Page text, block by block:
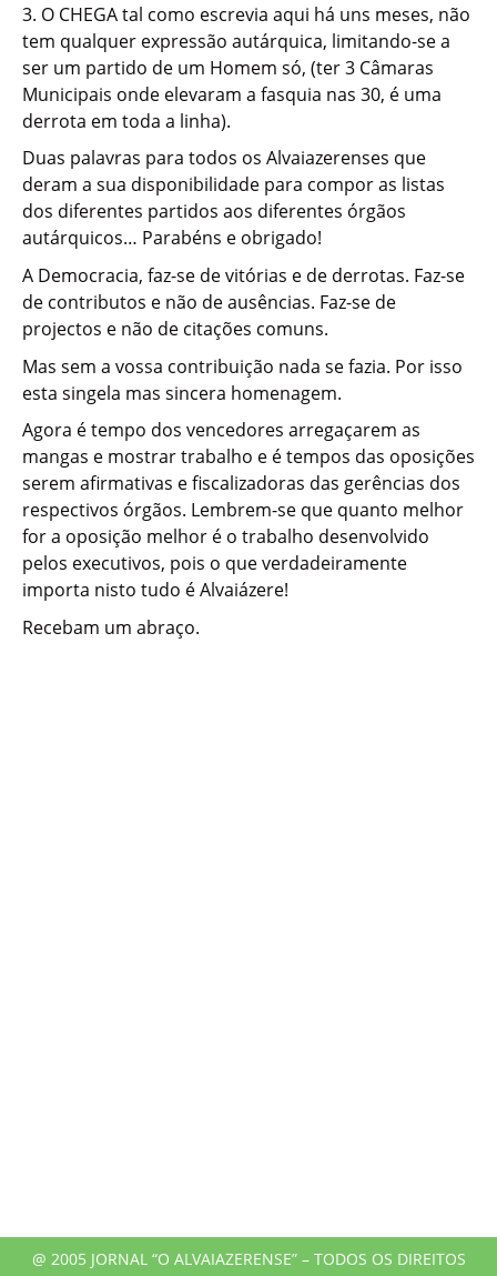
3. O CHEGA tal como escrevia aqui há uns meses, não
tem qualquer expressão autárquica, limitando-se a
ser um partido de um Homem só, (ter 3 Câmaras
Municipais onde elevaram a fasquia nas 30, é uma
derrota em toda a linha).
Duas palavras para todos os Alvaiazerenses que
deram a sua disponibilidade para compor as listas
dos diferentes partidos aos diferentes órgãos
autárquicos… Parabéns e obrigado!
A Democracia, faz-se de vitórias e de derrotas. Faz-se
de contributos e não de ausências. Faz-se de
projectos e não de citações comuns.
Mas sem a vossa contribuição nada se fazia. Por isso
esta singela mas sincera homenagem.
Agora é tempo dos vencedores arregaçarem as
mangas e mostrar trabalho e é tempos das oposições
serem afirmativas e fiscalizadoras das gerências dos
respectivos órgãos. Lembrem-se que quanto melhor
for a oposição melhor é o trabalho desenvolvido
pelos executivos, pois o que verdadeiramente
importa nisto tudo é Alvaiázere!
Recebam um abraço.
@ 2005 JORNAL “O ALVAIAZERENSE” – TODOS OS DIREITOS